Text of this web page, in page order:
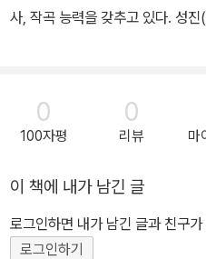
사, 작곡 능력을 갖추고 있다. 성
0
100자평
0
리뷰 마
이 책에 내가 남긴 글
로그인하면 내가 남긴 글과 친구
로그인하기